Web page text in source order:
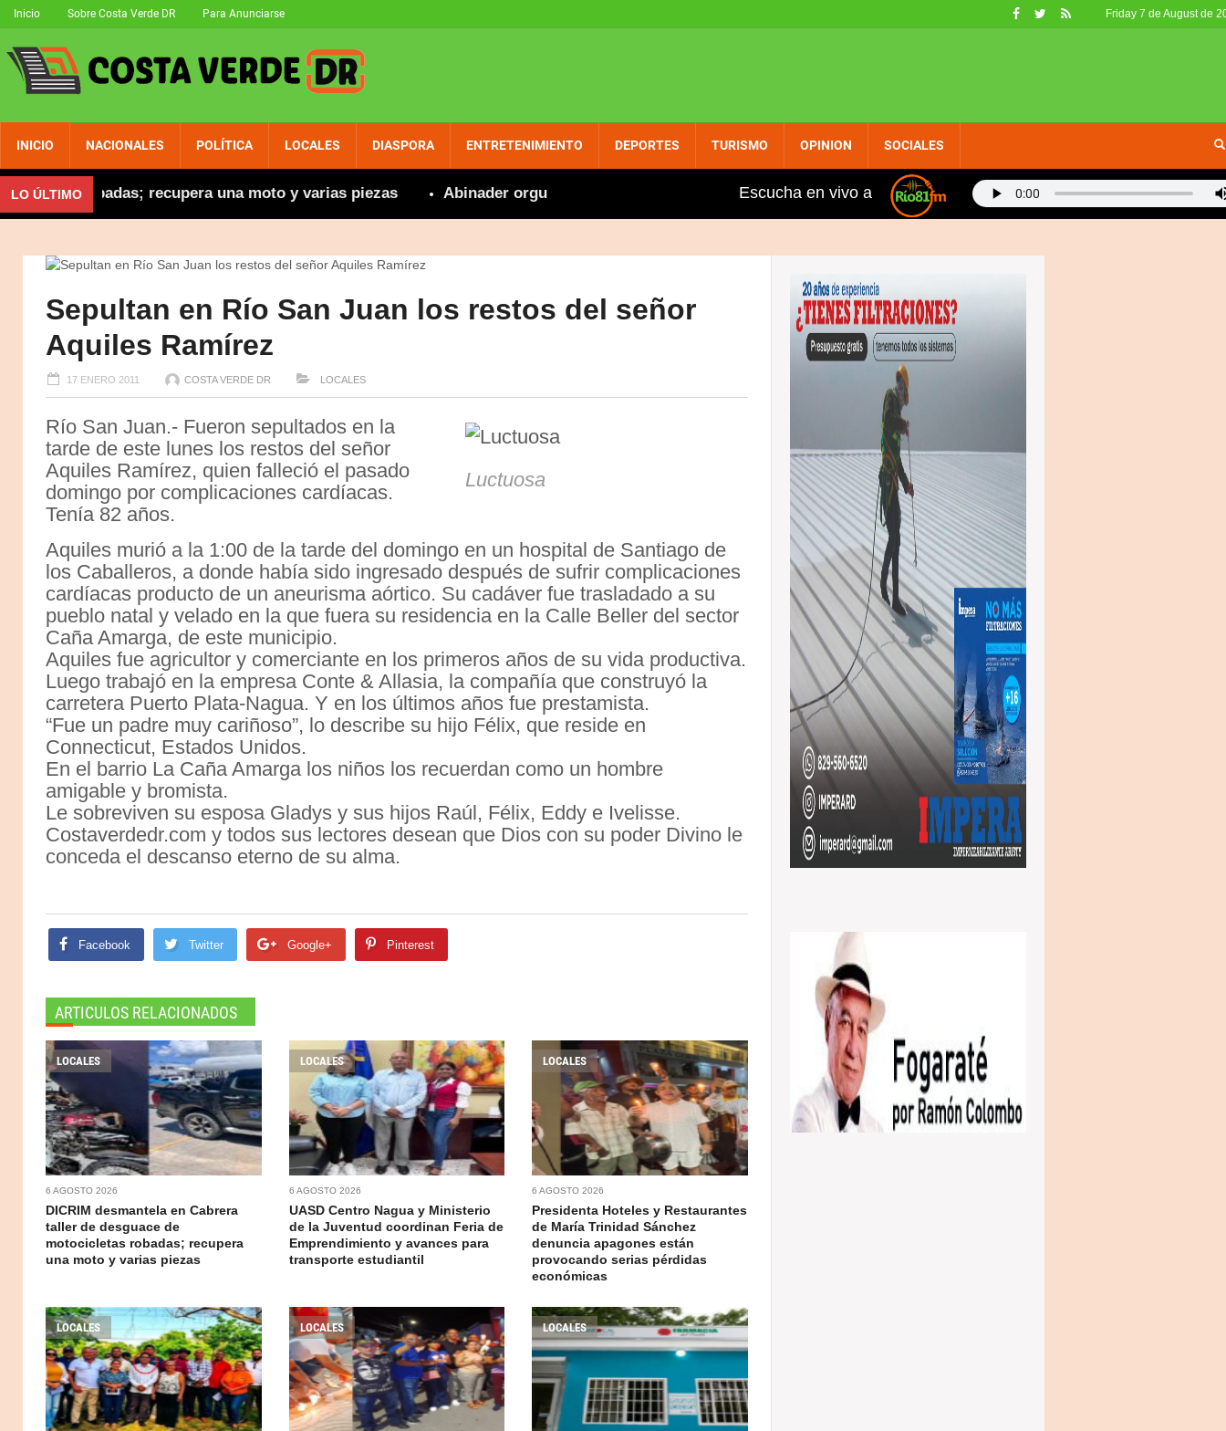
Friday 7 de August de
Inicio Sobre Costa Verde DR Para Anunciarse
INICIO NACIONALES POLÍTICA LOCALES DIASPORA ENTRETENIMIENTO DEPORTES TURISMO OPINION SOCIALES
LO ÚLTIMOrobadas; recupera una moto y varias piezas Abinader orgulloso felicita a Marileidy por nuevo récord en 400 metros planos: "Hablé con Kelvin para agilizar
Escucha en vivo a
Sepultan en Río San Juan los restos del señor
Aquiles Ramírez
17 ENERO 2011 COSTA VERDE DR LOCALES
Luctuosa
Río San Juan.- Fueron sepultados en la
tarde de este lunes los restos del señor
Aquiles Ramírez, quien falleció el pasado
domingo por complicaciones cardíacas.
Tenía 82 años.
Aquiles murió a la 1:00 de la tarde del domingo en un hospital de Santiago de
los Caballeros, a donde había sido ingresado después de sufrir complicaciones
cardíacas producto de un aneurisma aórtico. Su cadáver fue trasladado a su
pueblo natal y velado en la que fuera su residencia en la Calle Beller del sector
Caña Amarga, de este municipio.
Aquiles fue agricultor y comerciante en los primeros años de su vida productiva.
Luego trabajó en la empresa Conte & Allasia, la compañía que construyó la
carretera Puerto Plata-Nagua. Y en los últimos años fue prestamista.
“Fue un padre muy cariñoso”, lo describe su hijo Félix, que reside en
Connecticut, Estados Unidos.
En el barrio La Caña Amarga los niños los recuerdan como un hombre
amigable y bromista.
Le sobreviven su esposa Gladys y sus hijos Raúl, Félix, Eddy e Ivelisse.
Costaverdedr.com y todos sus lectores desean que Dios con su poder Divino le
conceda el descanso eterno de su alma.
Facebook Twitter Google+ Pinterest
ARTICULOS RELACIONADOS
LOCALES
6 AGOSTO 2026
DICRIM desmantela en Cabrera
taller de desguace de
motocicletas robadas; recupera
una moto y varias piezas
LOCALES
6 AGOSTO 2026
UASD Centro Nagua y Ministerio
de la Juventud coordinan Feria de
Emprendimiento y avances para
transporte estudiantil
LOCALES
6 AGOSTO 2026
Presidenta Hoteles y Restaurantes
de María Trinidad Sánchez
denuncia apagones están
provocando serias pérdidas
económicas
LOCALES LOCALES LOCALES